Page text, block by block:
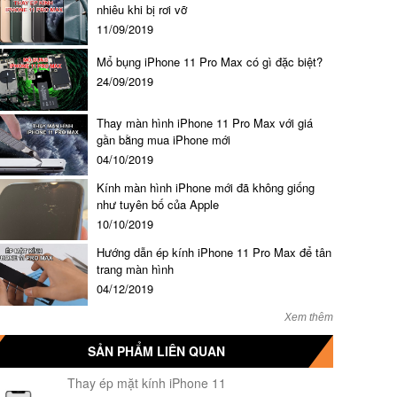
nhiêu khi bị rơi vỡ
11/09/2019
Mổ bụng iPhone 11 Pro Max có gì đặc biệt?
24/09/2019
Thay màn hình iPhone 11 Pro Max với giá
gần bằng mua iPhone mới
04/10/2019
Kính màn hình iPhone mới đã không giống
như tuyên bố của Apple
10/10/2019
Hướng dẫn ép kính iPhone 11 Pro Max để tân
trang màn hình
04/12/2019
Xem thêm
SẢN PHẨM LIÊN QUAN
Thay ép mặt kính iPhone 11